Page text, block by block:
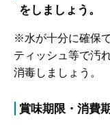
をしましょう。
※水が十分に確保
ティッシュ等で汚
消毒しましょう。
賞味期限・消費